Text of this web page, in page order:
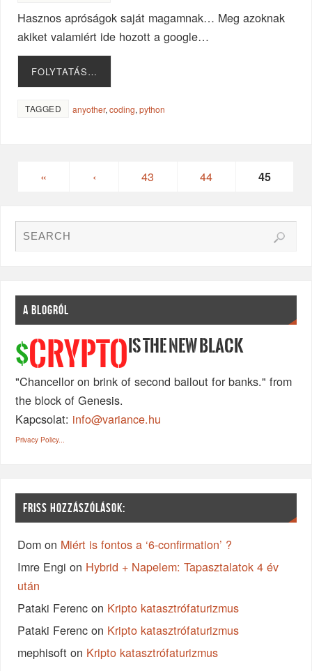
Hasznos apróságok saját magamnak… Meg azoknak
akiket valamiért ide hozott a google…
FOLYTATÁS…
TAGGED anyother,coding,python
« ‹ 43 44 45
A BLOGRÓL
$CRYPTO IS THE NEW BLACK
"Chancellor on brink of second bailout for banks." from
the block of Genesis.
Kapcsolat: info@variance.hu
Privacy Policy...
FRISS HOZZÁSZÓLÁSOK:
Dom on Miért is fontos a ‘6-confirmation’ ?
Imre Engi on Hybrid + Napelem: Tapasztalatok 4 év
után
Pataki Ferenc on Kripto katasztrófaturizmus
Pataki Ferenc on Kripto katasztrófaturizmus
mephisoft on Kripto katasztrófaturizmus